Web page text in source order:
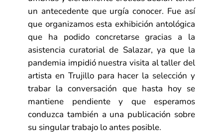
un antecedente que urgía conocer. Fue así
que organizamos esta exhibición antológica
que ha podido concretarse gracias a la
asistencia curatorial de Salazar, ya que la
pandemia impidió nuestra visita al taller del
artista en Trujillo para hacer la selección y
trabar la conversación que hasta hoy se
mantiene pendiente y que esperamos
conduzca también a una publicación sobre
su singular trabajo lo antes posible.